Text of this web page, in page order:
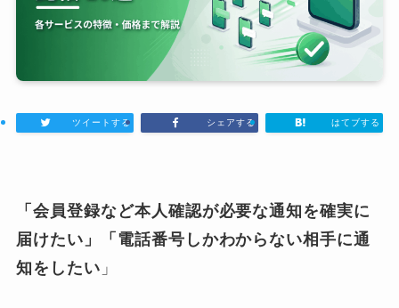
ツイートする シェアする はてブする
「会員登録など本人確認が必要な通知を確実に
届けたい」「電話番号しかわからない相手に通
知をしたい 」